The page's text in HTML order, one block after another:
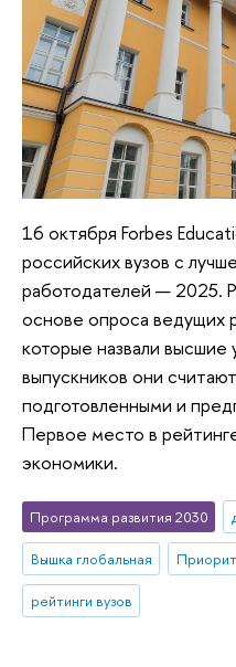
16 октября Forbes
российских вузов с
работодателей — 2025.
основе опроса ведущих
которые назвали высшие
выпускников они
подготовленными и
Первое место в
экономики.
Программа развития 2030
Вышка глобальная
рейтинги вузов